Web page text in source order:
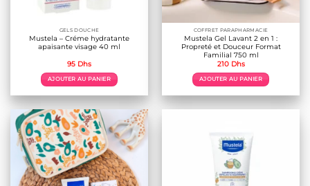
GELS DOUCHE
Mustela – Créme hydratante
apaisante visage 40 ml
95 Dhs
AJOUTER AU PANIER
COFFRET PARAPHARMACIE
Mustela Gel Lavant 2 en 1 :
Propreté et Douceur Format
Familial 750 ml
210 Dhs
AJOUTER AU PANIER